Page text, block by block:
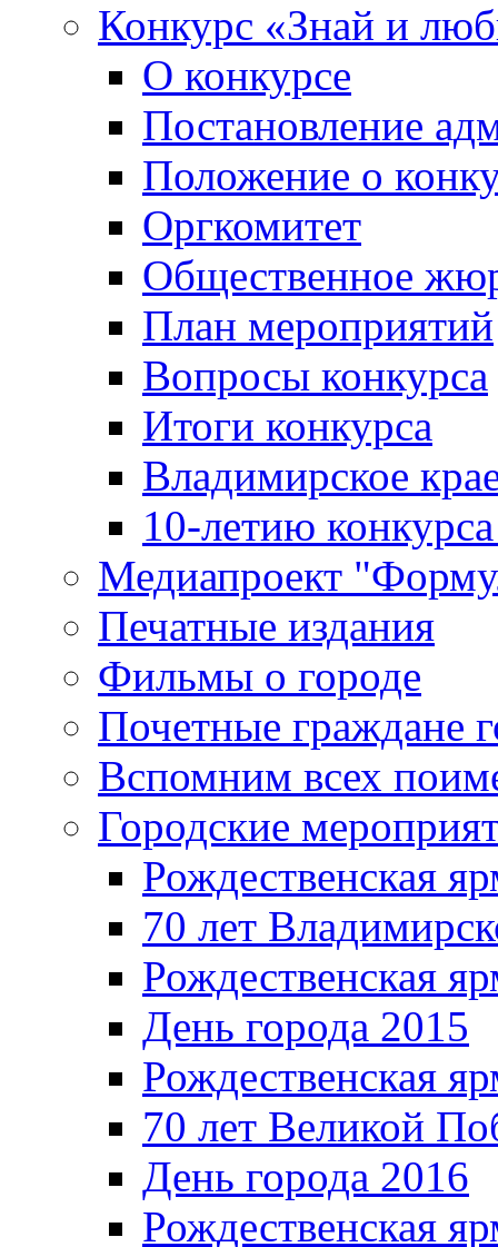
Конкурс «Знай и
О конкурсе
Постановление
Положение о
Оргкомитет
Общественное
План мероприятий
Вопросы конкурса
Итоги конкурса
Владимирское
10-летию
Медиапроект
Печатные издания
Фильмы о городе
Почетные граждане
Вспомним всех
Городские
Рождественская
70 лет
Рождественская
День города 2015
Рождественская
70 лет Великой
День города 2016
Рождественская